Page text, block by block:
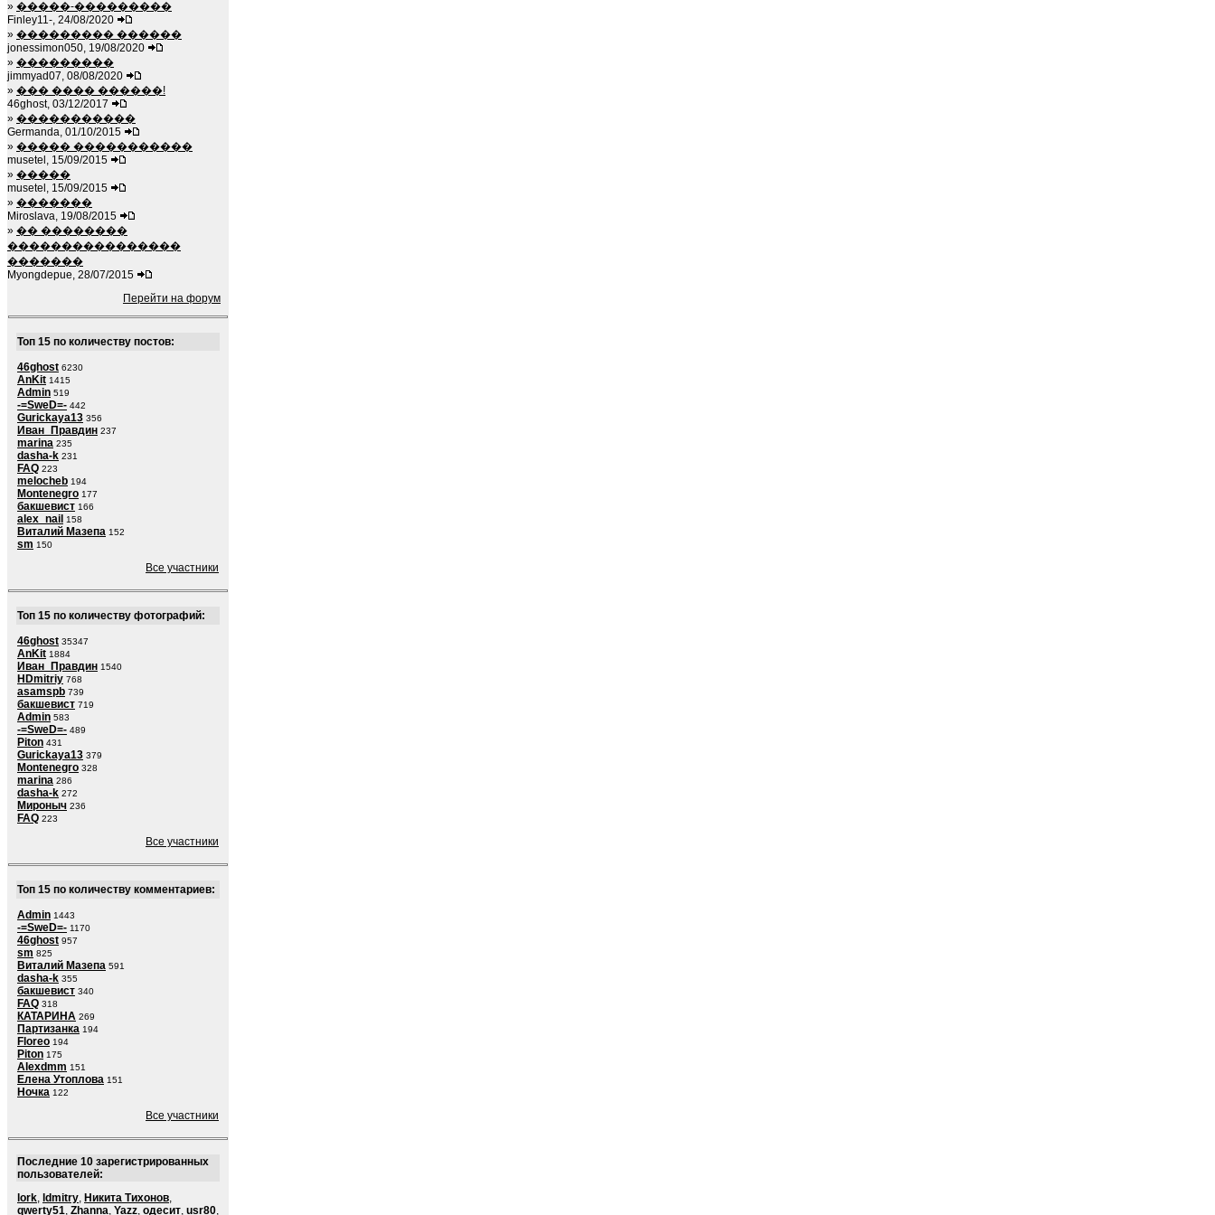
» �����-���������
Finley11-, 24/08/2020
» ��������� ������
jonessimon050, 19/08/2020
» ���������
jimmyad07, 08/08/2020
» ��� ���� ������!
46ghost, 03/12/2017
» �����������
Germanda, 01/10/2015
» ����� �����������
musetel, 15/09/2015
» �����
musetel, 15/09/2015
» �������
Miroslava, 19/08/2015
» �� ��������
����������������
�������
Myongdepue, 28/07/2015
Перейти на форум
Топ 15 по количеству постов:
46ghost 6230
AnKit 1415
Admin 519
-=SweD=- 442
Gurickaya13 356
Иван_Правдин 237
marina 235
dasha-k 231
FAQ 223
melocheb 194
Montenegro 177
бакшевист 166
alex_nail 158
Виталий Мазепа 152
sm 150
Все участники
Топ 15 по количеству фотографий:
46ghost 35347
AnKit 1884
Иван_Правдин 1540
HDmitriy 768
asamspb 739
бакшевист 719
Admin 583
-=SweD=- 489
Piton 431
Gurickaya13 379
Montenegro 328
marina 286
dasha-k 272
Мироныч 236
FAQ 223
Все участники
Топ 15 по количеству комментариев:
Admin 1443
-=SweD=- 1170
46ghost 957
sm 825
Виталий Мазепа 591
dasha-k 355
бакшевист 340
FAQ 318
КАТАРИНА 269
Партизанка 194
Floreo 194
Piton 175
Alexdmm 151
Елена Утоплова 151
Ночка 122
Все участники
Последние 10 зарегистрированных
пользователей:
lork, ldmitry, Никита Тихонов,
qwerty51, Zhanna, Yazz, одесит, usr80,